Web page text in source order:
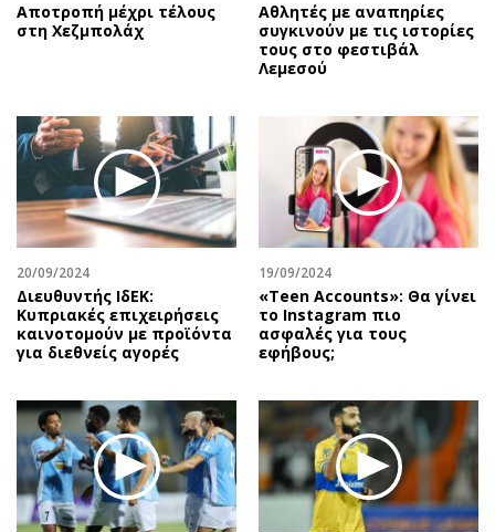
Αποτροπή μέχρι τέλους
στη Χεζμπολάχ
Αθλητές με αναπηρίες
συγκινούν με τις ιστορίες
τους στο φεστιβάλ
Λεμεσού
20/09/2024
Διευθυντής ΙδΕΚ:
Κυπριακές επιχειρήσεις
καινοτομούν με προϊόντα
για διεθνείς αγορές
19/09/2024
«Teen Accounts»: Θα γίνει
το Instagram πιο
ασφαλές για τους
εφήβους;